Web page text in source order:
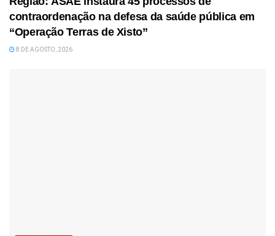
contraordenação na defesa da saúde pública em
“Operação Terras de Xisto”
8 DE AGOSTO, 2026